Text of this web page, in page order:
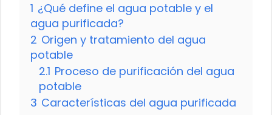
1 ¿Qué define el agua potable y el
agua purificada?
2 Origen y tratamiento del agua
potable
2.1 Proceso de purificación del agua
potable
3 Características del agua purificada